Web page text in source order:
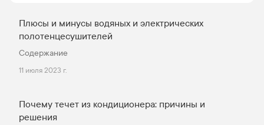
семи эффективных решение вопроса горячего
водоснабжения. Топ-7 лучших электрических
Для кого-то в приоритете мгновенное получение
горячей воды, для других важно оптимизировать
модели.
Плюсы и минусы водяных и электрических
полотенцесушителей
Содержание
11 июля 2023 г.
Почему течет из кондиционера: причины и
решения